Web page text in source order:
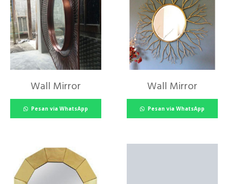
Wall Mirror
Pesan via WhatsApp
Wall Mirror
Pesan via WhatsApp